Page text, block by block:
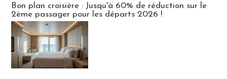
Bon plan croisière : Jusqu'à 60% de réduction sur le
2ème passager pour les départs 2026 !